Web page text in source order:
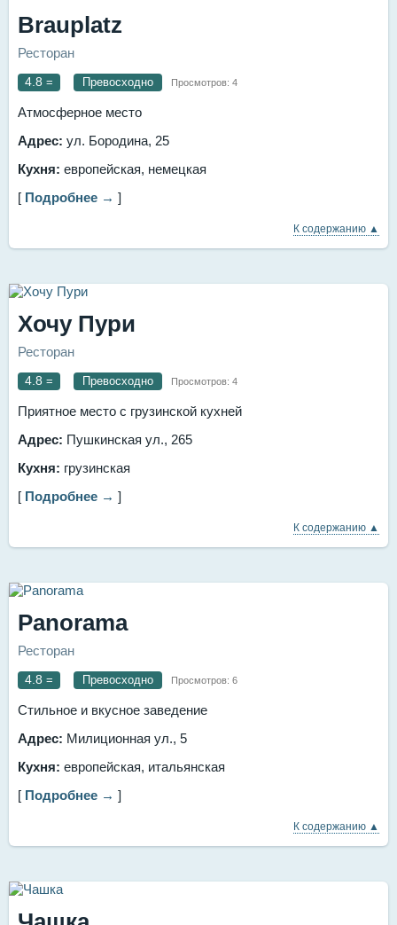
Brauplatz
Ресторан
4.8 = Превосходно Просмотров: 4
Атмосферное место
Адрес: ул. Бородина, 25
Кухня: европейская, немецкая
[ Подробнее → ]
К содержанию ▲
Хочу Пури
Ресторан
4.8 = Превосходно Просмотров: 4
Приятное место с грузинской кухней
Адрес: Пушкинская ул., 265
Кухня: грузинская
[ Подробнее → ]
К содержанию ▲
Panorama
Ресторан
4.8 = Превосходно Просмотров: 6
Стильное и вкусное заведение
Адрес: Милиционная ул., 5
Кухня: европейская, итальянская
[ Подробнее → ]
К содержанию ▲